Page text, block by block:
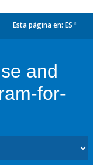
Esta página en: ES
and
for-